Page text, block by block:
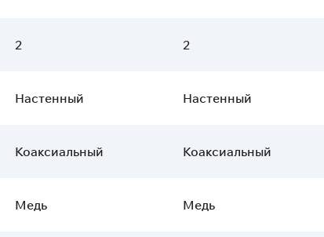
2 2
Настенный Настенный
Коаксиальный Коаксиальный
Медь Медь